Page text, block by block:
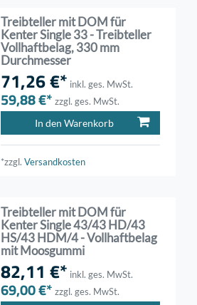
Treibteller mit DOM für
Kenter Single 33 - Treibteller
Vollhaftbelag, 330 mm
Durchmesser
71,26 €* inkl. ges. MwSt.
59,88 €* zzgl. ges. MwSt.
In den Warenkorb
*zzgl.Versandkosten
Treibteller mit DOM für
Kenter Single 43/43 HD/43
HS/43 HDM/4 - Vollhaftbelag
mit Moosgummi
82,11 €* inkl. ges. MwSt.
69,00 €* zzgl. ges. MwSt.